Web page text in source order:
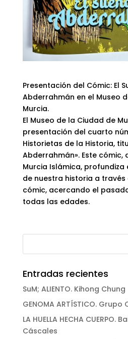
Presentación del Cómic: El
Abderrahmán en el Museo
Murcia.
El Museo de la Ciudad de
presentación del cuarto
Historietas de la Historia,
Abderrahmán». Este cómic,
Murcia Islámica,
de nuestra historia a través
cómic, acercando el
todas las edades.
Entradas recientes
SuM; ALIENTO. Kihong Chung
GENOMA ARTÍSTICO. Grupo
LA HUELLA HECHA CUERPO.
Cáscales